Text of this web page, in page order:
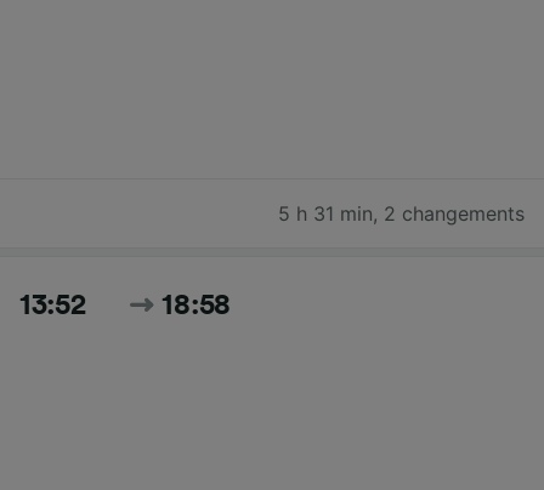
5 h 31 min, 2 changements
13:52 18:58